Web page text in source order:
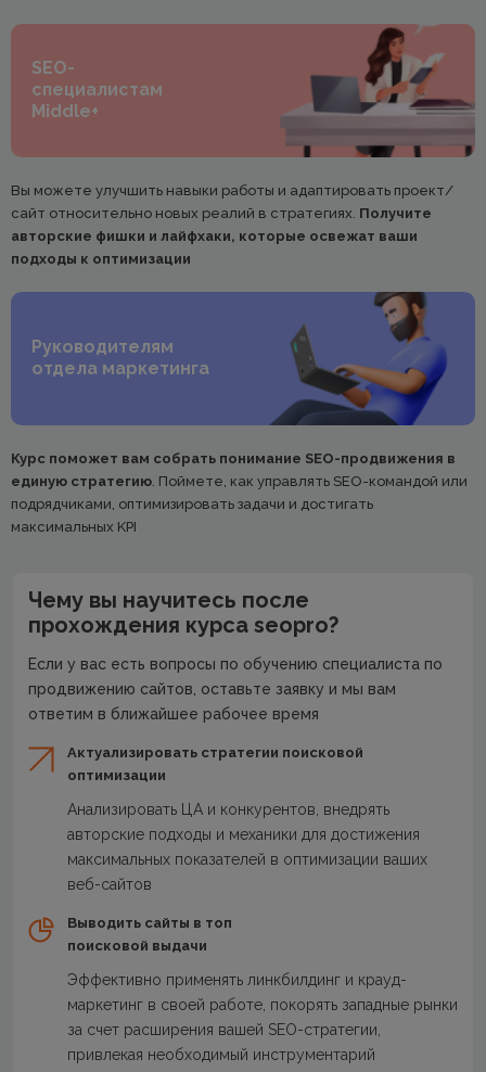
SEO-
специалистам
Middle+
Вы можете улучшить навыки работы и адаптировать проект/
сайт относительно новых реалий в стратегиях. Получите
авторские фишки и лайфхаки, которые освежат ваши
подходы к оптимизации
Руководителям
отдела маркетинга
Курс поможет вам собрать понимание SEO-продвижения в
единую стратегию . Поймете, как управлять SEO-командой или
подрядчиками, оптимизировать задачи и достигать
максимальных KPI
Чему вы научитесь после
прохождения курса seopro?
Если у вас есть вопросы по обучению специалиста по
продвижению сайтов, оставьте заявку и мы вам
ответим в ближайшее рабочее время
Актуализировать стратегии поисковой
оптимизации
Анализировать ЦА и конкурентов, внедрять
авторские подходы и механики для достижения
максимальных показателей в оптимизации ваших
веб-сайтов
Выводить сайты в топ
поисковой выдачи
Эффективно применять линкбилдинг и крауд-
маркетинг в своей работе, покорять западные рынки
за счет расширения вашей SEO-стратегии,
привлекая необходимый инструментарий